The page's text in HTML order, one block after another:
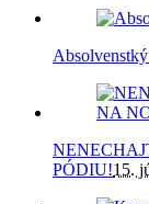
PÓDIU!15.